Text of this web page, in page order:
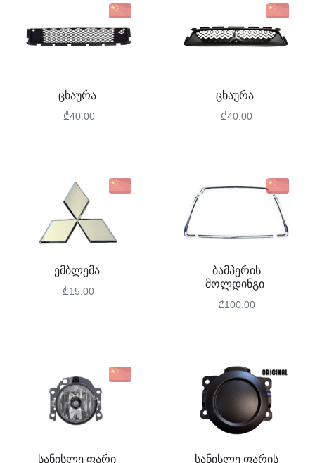
ცხაურა
₾40.00
ცხაურა
₾40.00
ემბლემა
₾15.00
ბამპერის
მოლდინგი
₾100.00
სანისლე ფარი სანისლე ფარის